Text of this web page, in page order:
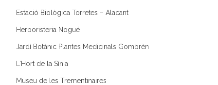
Estació Biològica Torretes – Alacant
Herboristeria Nogué
Jardí Botànic Plantes Medicinals Gombrèn
L'Hort de la Sínia
Museu de les Trementinaires